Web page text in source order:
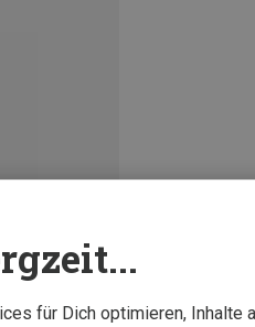
für Dich optimieren, Inhalte